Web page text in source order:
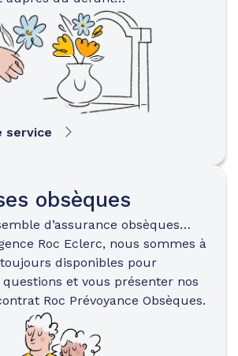
service
obsèques
d’assurance obsèques…
Roc Eclerc, nous sommes à
disponibles pour
et vous présenter nos
Roc Prévoyance Obsèques.